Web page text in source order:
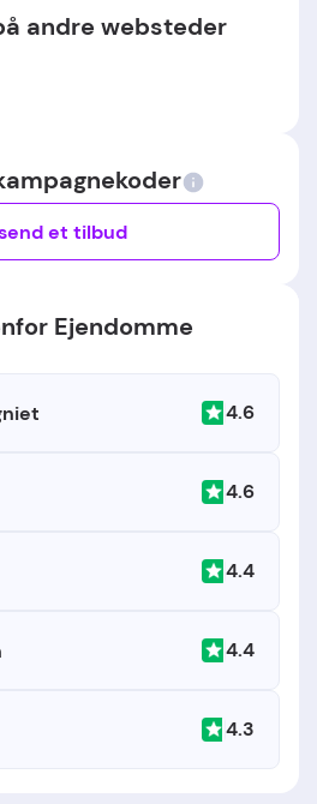
andre websteder
et tilbud
Ejendomme
4.6
4.6
4.4
4.4
4.3